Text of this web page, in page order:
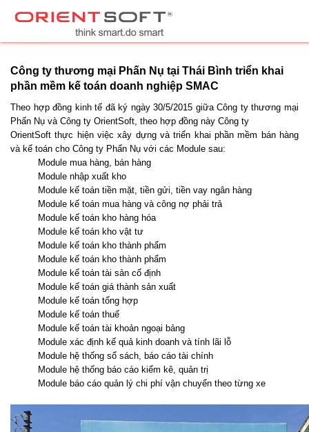
Công ty thương mại Phấn Nụ tại Thái Bình triển khai
phần mềm kế toán doanh nghiệp SMAC
Theo hợp đồng kinh tế đã ký ngày 30/5/2015 giữa Công ty thương mại
Phấn Nụ và Công ty OrientSoft, theo hợp đồng này Công ty
OrientSoft thực hiện việc xây dựng và triển khai phần mềm bán hàng
và kế toán cho Công ty Phấn Nụ với các Module sau:
Module mua hàng, bán hàng
Module nhập xuất kho
Module kế toán tiền mặt, tiền gửi, tiền vay ngân hàng
Module kế toán mua hàng và công nợ phải trả
Module kế toán kho hàng hóa
Module kế toán kho vật tư
Module kế toán kho thành phẩm
Module kế toán kho thành phẩm
Module kế toán tài sản cố định
Module kế toán giá thành sản xuất
Module kế toán tổng hợp
Module kế toán thuế
Module kế toán tài khoản ngoại bảng
Module xác định kế quả kinh doanh và tính lãi lỗ
Module hệ thống sổ sách, báo cáo tài chính
Module hệ thống báo cáo kiểm kê, quản trị
Module báo cáo quản lý chi phí vận chuyển theo từng xe